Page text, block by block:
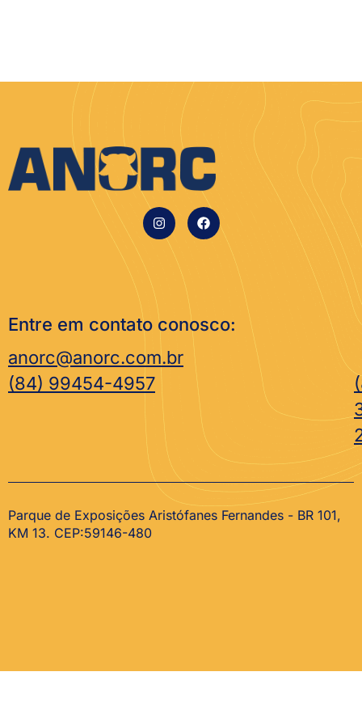
Entre em contato conosco:
anorc@anorc.com.br
(84) 99454-4957
Parque de Exposições Aristófanes Fernandes - BR 101,
KM 13. CEP:59146-480